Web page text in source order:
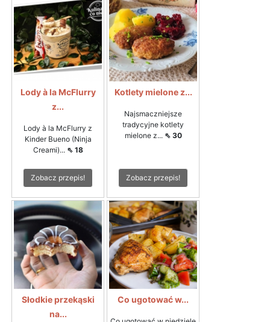
Lody à la McFlurry
z...
Lody à la McFlurry z
Kinder Bueno (Ninja
Creami)... ⇖ 18
Zobacz przepis!
Kotlety mielone z...
Najsmaczniejsze
tradycyjne kotlety
mielone z... ⇖ 30
Zobacz przepis!
Słodkie przekąski
na...
Co ugotować w...